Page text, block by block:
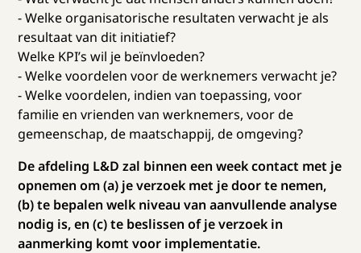
- Welke organisatorische resultaten verwacht je als
resultaat van dit initiatief?
Welke KPI’s wil je beïnvloeden?
- Welke voordelen voor de werknemers verwacht je?
- Welke voordelen, indien van toepassing, voor
familie en vrienden van werknemers, voor de
gemeenschap, de maatschappij, de omgeving?
De afdeling L&D zal binnen een week contact met je
opnemen om (a) je verzoek met je door te nemen,
(b) te bepalen welk niveau van aanvullende analyse
nodig is, en (c) te beslissen of je verzoek in
aanmerking komt voor implementatie.